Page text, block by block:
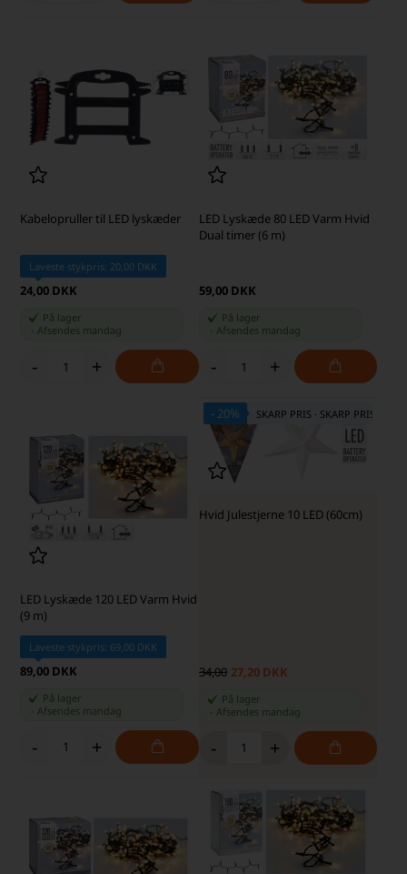
Kabelopruller til LED lyskæder
Laveste stykpris: 20,00 DKK
24,00 DKK
På lager
-Afsendes mandag
- +
LED Lyskæde 80 LED Varm Hvid
Dual timer (6 m)
59,00 DKK
På lager
Afsendes mandag
- +
LED Lyskæde 120 LED Varm Hvid
(9 m)
Laveste stykpris: 69,00 DKK
89,00 DKK
På lager
Afsendes mandag
- +
- 20% SKARP PRIS · SKARP PRIS
Hvid Julestjerne 10 LED (60cm)
34,00 27,20 DKK
På lager
Afsendes mandag
- +